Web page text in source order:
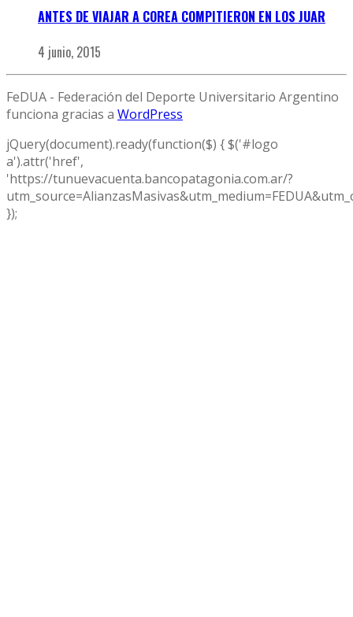
ANTES DE VIAJAR A COREA COMPITIERON EN LOS JUAR
4 junio, 2015
FeDUA - Federación del Deporte Universitario Argentino
funciona gracias a WordPress
jQuery(document).ready(function($) { $('#logo
a').attr('href',
'https://tunuevacuenta.bancopatagonia.com.ar/?
});